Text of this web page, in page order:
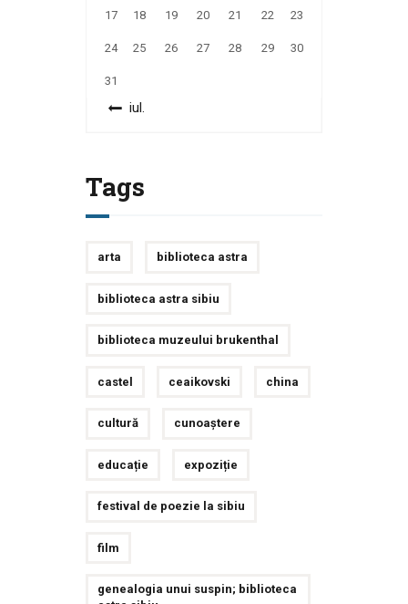
17 18 19 20 21 22 23
24 25 26 27 28 29 30
31
« iul.
Tags
arta biblioteca astra
biblioteca astra sibiu
biblioteca muzeului brukenthal
castel ceaikovski china
cultură cunoaștere
educație expoziție
festival de poezie la sibiu
film
genealogia unui suspin; biblioteca